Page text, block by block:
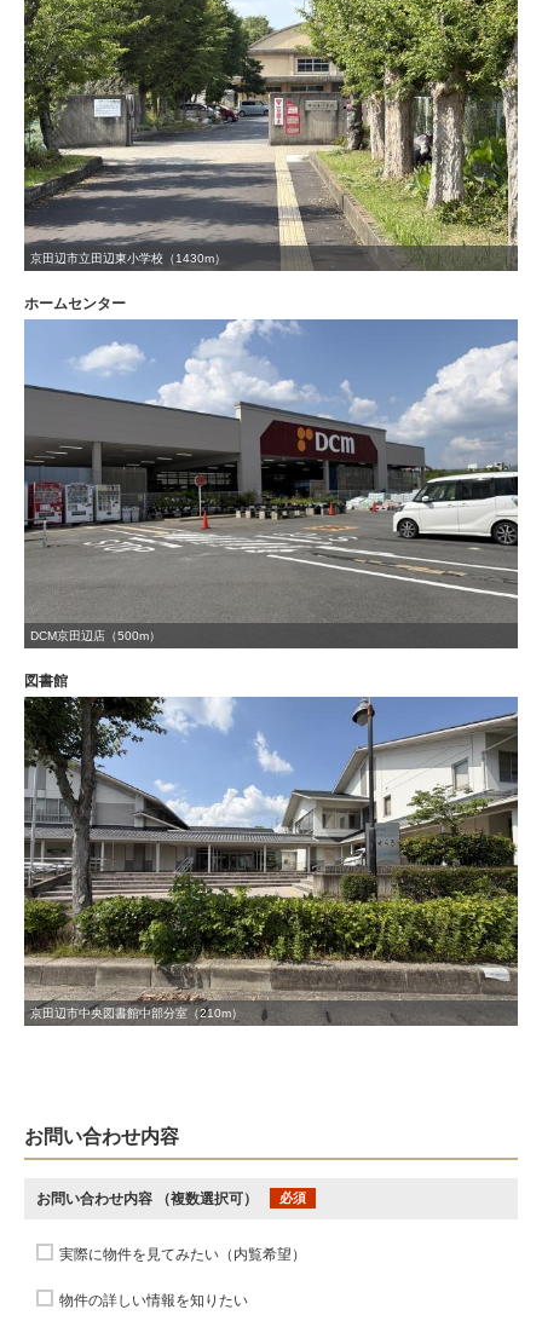
京田辺市立田辺東小学校（1430m）
ホームセンター
DCM京田辺店（500m）
図書館
京田辺市中央図書館中部分室（210m）
お問い合わせ内容
お問い合わせ内容 （複数選択可） 必須
実際に物件を見てみたい（内覧希望）
物件の詳しい情報を知りたい